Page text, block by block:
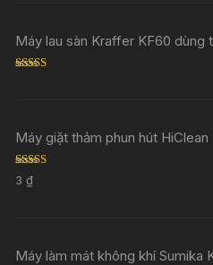
Máy lau sàn Kraffer KF60
Máy giặt thảm phun hút HiClean
Rated
out of 5
3₫
Máy làm mát không khí Sumika